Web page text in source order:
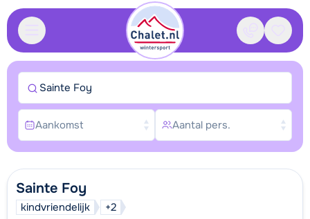
Contact
Sainte Foy
kindvriendelijk +2
Sainte Foy
Aankomst Aantal pers.